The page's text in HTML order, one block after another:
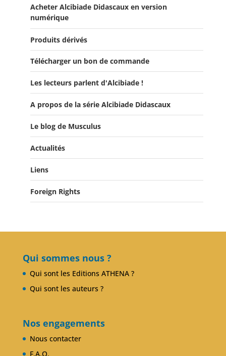
Offre Collection complète Alcibiade Didascaux
Acheter Alcibiade Didascaux en version
numérique
Produits dérivés
Télécharger un bon de commande
Les lecteurs parlent d'Alcibiade !
Les lecteurs en parlent - Livre d'0r
Flipbook Exposé Alcibiade Didascaux
A propos de la série Alcibiade Didascaux
Le blog de Musculus
Actualités
Actualités
Salons du Livre
Club Alcibiade Didascaux
Forum enseignants
Liens
Foreign Rights
Qui sommes nous ?
Qui sont les Editions ATHENA ?
Qui sont les auteurs ?
Nos engagements
Nous contacter
F.A.Q.